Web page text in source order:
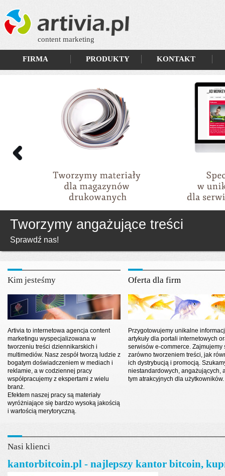
content marketing
FIRMA PRODUKTY KONTAKT
Tworzymy angażujące treści
Sprawdź nas!
Szukasz profesjonalnej redakcji?
Zobacz z kim współpracujemy
Jak tworzyć skuteczny content
Jak przyciągnąć użytkownika w sieci?
Kim jesteśmy
Artivia to internetowa agencja content
marketingu wyspecjalizowana w
tworzeniu treści dziennikarskich i
multimediów. Nasz zespół tworzą ludzie z
bogatym doświadczeniem w mediach i
reklamie, a w codziennej pracy
współpracujemy z ekspertami z wielu
branż.
Efektem naszej pracy są materiały
wyróżniające się bardzo wysoką jakością
i wartością merytoryczną.
Oferta dla firm
Przygotowujemy unikalne
artykuły dla portali internetowych
serwisów e-commerce. Zajmujemy
zarówno tworzeniem treści, jak
ich dystrybucją i promocją.
niestandardowych, angażujących,
tym atrakcyjnych dla użytkowników.
Nasi klienci
kantorbitcoin.pl - najlepszy kantor bitcoin,